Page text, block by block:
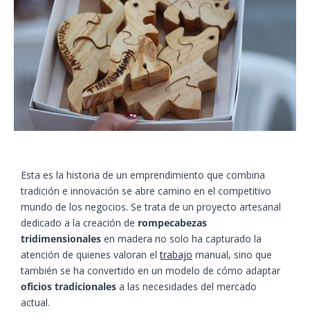
Esta es la historia de un emprendimiento que combina
tradición e innovación se abre camino en el competitivo
mundo de los negocios. Se trata de un proyecto artesanal
dedicado a la creación de rompecabezas
tridimensionales en madera no solo ha capturado la
atención de quienes valoran eltrabajo manual, sino que
también se ha convertido en un modelo de cómo adaptar
oficios tradicionales a las necesidades del mercado
actual.